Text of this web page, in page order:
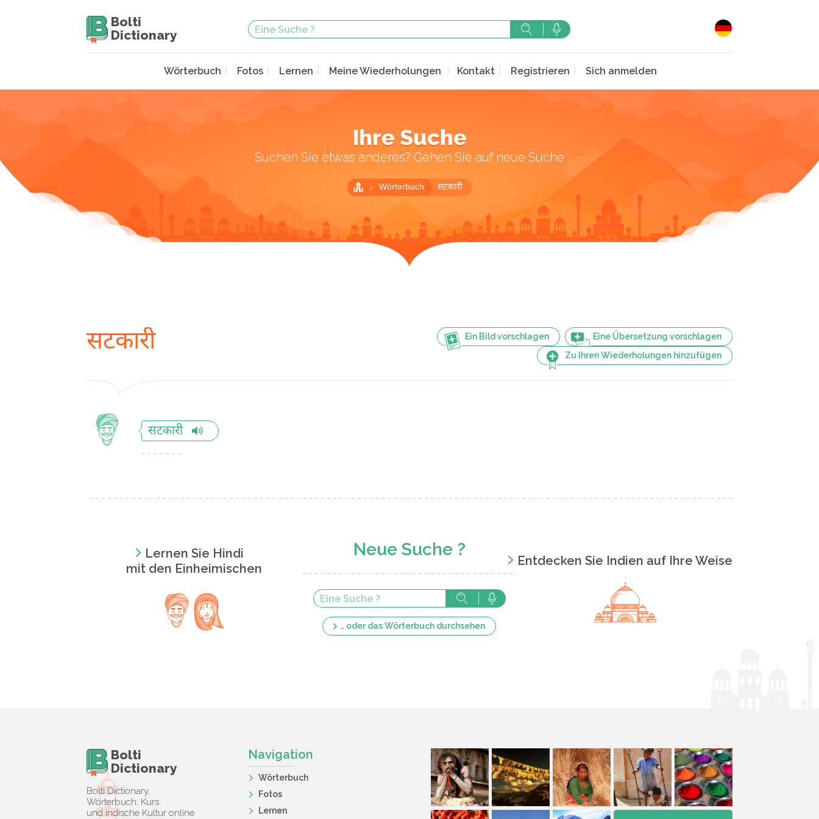
Bolti
Dictionary
Wörterbuch Fotos Lernen Meine Wiederholungen Kontakt Registrieren Sich anmelden
Ihre Suche
Suchen Sie etwas anderes? Gehen Sie auf neue Suche
Wörterbuch सटकारी
Ein Bild vorschlagen
Eine Übersetzung vorschlagen
Zu Ihren Wiederholungen hinzufügen
सटकारी
सटकारी
Lernen Sie Hindi
mit den Einheimischen
Neue Suche ?
… oder das Wörterbuch durchsehen
Entdecken Sie Indien auf Ihre Weise
Bolti
Dictionary
Bolti Dictionary,
Wörterbuch, Kurs
und indische Kultur online
Navigation
Wörterbuch
Fotos
Lernen